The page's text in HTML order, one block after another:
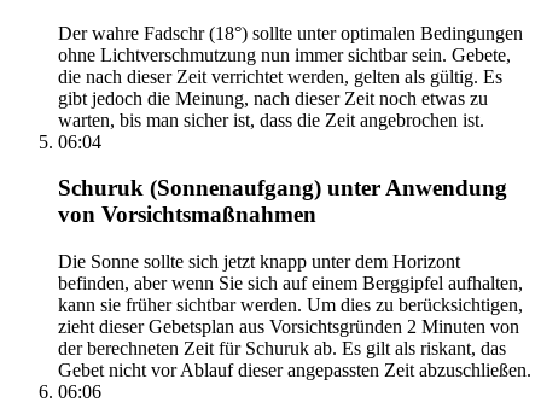
Der wahre Fadschr (18°) sollte unter optimalen Bedingungen
ohne Lichtverschmutzung nun immer sichtbar sein. Gebete,
die nach dieser Zeit verrichtet werden, gelten als gültig. Es
gibt jedoch die Meinung, nach dieser Zeit noch etwas zu
warten, bis man sicher ist, dass die Zeit angebrochen ist.
06:04
Schuruk (Sonnenaufgang) unter Anwendung
von Vorsichtsmaßnahmen
Die Sonne sollte sich jetzt knapp unter dem Horizont
befinden, aber wenn Sie sich auf einem Berggipfel aufhalten,
kann sie früher sichtbar werden. Um dies zu berücksichtigen,
zieht dieser Gebetsplan aus Vorsichtsgründen 2 Minuten von
der berechneten Zeit für Schuruk ab. Es gilt als riskant, das
Gebet nicht vor Ablauf dieser angepassten Zeit abzuschließen.
06:06